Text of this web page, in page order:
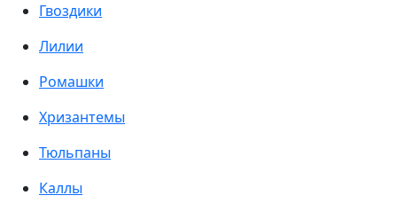
Гвоздики
Лилии
Ромашки
Хризантемы
Тюльпаны
Каллы